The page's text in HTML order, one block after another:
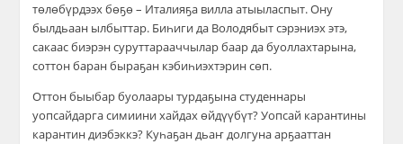
төлөбүрдээх бөҕө – Италияҕа вилла атыыласпыт. Ону
былдьаан ылбыттар. Биһиги да Володябыт сэрэниэх этэ,
сакаас биэрэн суруттарааччылар баар да буоллахтарына,
соттон баран быраҕан кэбиһиэхтэрин сөп.
Оттон быыбар буолаары турдаҕына студеннары
уопсайдарга симиини хайдах өйдүүбүт? Уопсай карантины
карантин диэбэккэ? Куһаҕан дьаҥ долгуна арҕааттан